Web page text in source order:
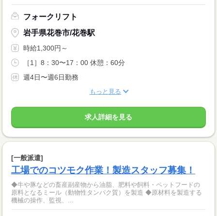
フォークリフト
岩手県花巻市/花巻駅
時給1,300円～
［1］8：30〜17：00 休憩：60分
週4日〜週6日勤務
もっと見る
求人詳細を見る
[一般派遣]
工場でのコツモク作業！製造スタッフ募集！
◆牛や豚などの畜産副産物から油脂、肥料や飼料・ペットフードの
原料となるミール（動物性タンパク質）を製造 ◆原材料を製造する
機械の操作、監視、...